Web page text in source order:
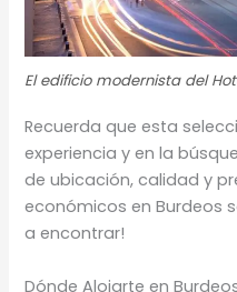
El edificio modernista del
Recuerda que esta
experiencia y en la
de ubicación, calidad y
económicos en Burdeos
a encontrar!
Dónde Alojarte en